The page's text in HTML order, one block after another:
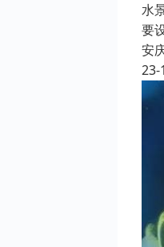
水
要
安
23-